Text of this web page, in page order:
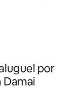
super-rápido: •
UIN Suska. • 2
Bros e o Hospital
por